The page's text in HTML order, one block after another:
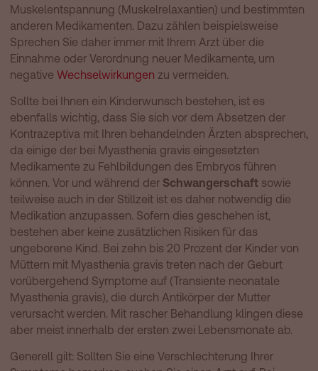
Muskelentspannung (Muskelrelaxantien) und bestimmten
anderen Medikamenten. Dazu zählen beispielsweise
Sprechen Sie daher immer mit Ihrem Arzt über die
Einnahme oder Verordnung neuer Medikamente, um
negative Wechselwirkungen zu vermeiden.
Sollte bei Ihnen ein Kinderwunsch bestehen, ist es
ebenfalls wichtig, dass Sie sich vor dem Absetzen der
Kontrazeptiva mit Ihren behandelnden Ärzten absprechen,
da einige der bei Myasthenia gravis eingesetzten
Medikamente zu Fehlbildungen des Embryos führen
können. Vor und während der Schwangerschaft sowie
teilweise auch in der Stillzeit ist es daher notwendig die
Medikation anzupassen. Sofern dies geschehen ist,
bestehen aber keine zusätzlichen Risiken für das
ungeborene Kind. Bei zehn bis 20 Prozent der Kinder von
Müttern mit Myasthenia gravis treten nach der Geburt
vorübergehend Symptome auf (Transiente neonatale
Myasthenia gravis), die durch Antikörper der Mutter
verursacht werden. Mit rascher Behandlung klingen diese
aber meist innerhalb der ersten zwei Lebensmonate ab.
Generell gilt: Sollten Sie eine Verschlechterung Ihrer